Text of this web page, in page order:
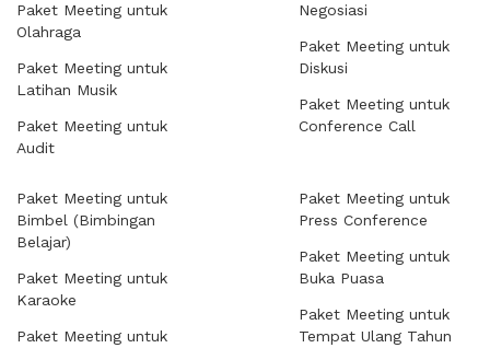
Paket Meeting untuk
Olahraga
Paket Meeting untuk
Latihan Musik
Paket Meeting untuk
Audit
Negosiasi
Paket Meeting untuk
Diskusi
Paket Meeting untuk
Conference Call
Paket Meeting untuk
Bimbel (Bimbingan
Belajar)
Paket Meeting untuk
Karaoke
Paket Meeting untuk
Paket Meeting untuk
Press Conference
Paket Meeting untuk
Buka Puasa
Paket Meeting untuk
Tempat Ulang Tahun